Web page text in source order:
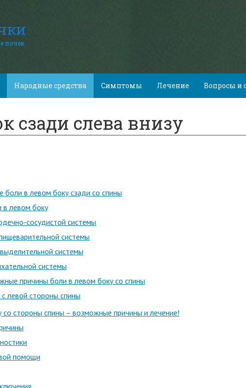
почек
Народные средства Симптомы Лечение Вопросы и
сзади слева внизу
боли в левом боку сзади со спины
в левом боку
сосудистой системы
системы
системы
системы
причины боли в левом боку со спины
левой стороны спины
со стороны спины – возможные причины и лечение!
помощи